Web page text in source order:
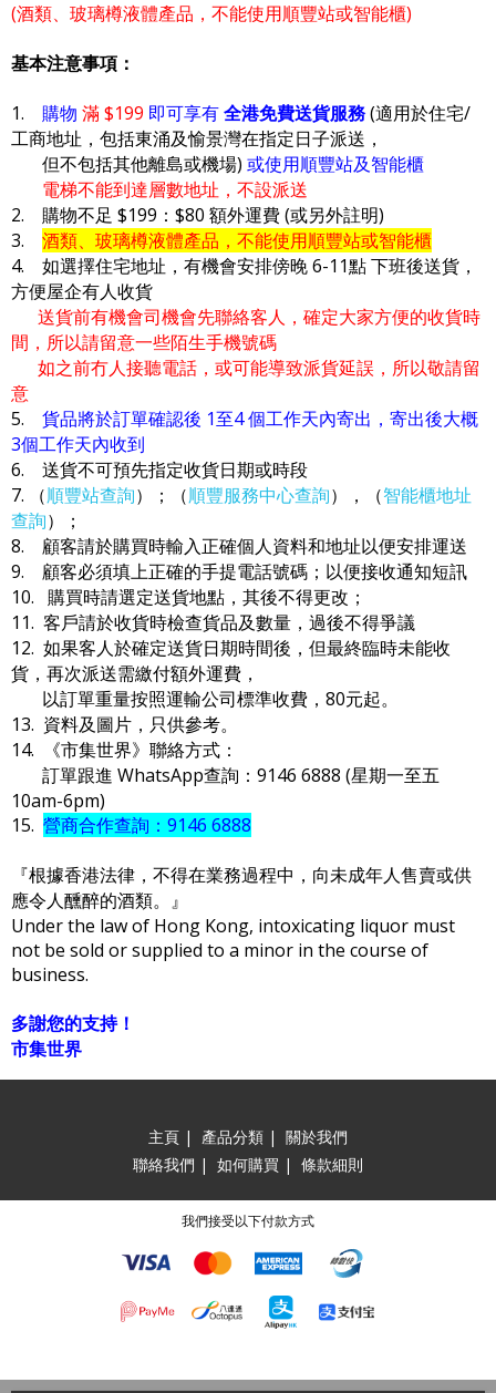
(酒類、玻璃樽液體產品，不能使用順豐站或智能櫃)
基本注意事項：
1. 購物 滿 $199 即可享有全港免費送貨服務(適用於住宅/
工商地址，包括東涌及愉景灣在指定日子派送，
但不包括其他離島或機場) 或使用順豐站及智能櫃
電梯不能到達層數地址，不設派送
2. 購物不足 $199：$80 額外運費 (或另外註明)
3. 酒類、玻璃樽液體產品，不能使用順豐站或智能櫃
4. 如選擇住宅地址，有機會安排傍晚 6-11點 下班後送貨，
方便屋企有人收貨
送貨前有機會司機會先聯絡客人，確定大家方便的收貨時
間，所以請留意一些陌生手機號碼
如之前冇人接聽電話，或可能導致派貨延誤，所以敬請留
意
5. 貨品將於訂單確認後 1至4 個工作天內寄出，寄出後大概
3個工作天內收到
6. 送貨不可預先指定收貨日期或時段
7. （順豐站查詢）；（順豐服務中心查詢），（智能櫃地址
查詢）；
8. 顧客請於購買時輸入正確個人資料和地址以便安排運送
9. 顧客必須填上正確的手提電話號碼；以便接收通知短訊
10. 購買時請選定送貨地點，其後不得更改；
11. 客戶請於收貨時檢查貨品及數量，過後不得爭議
12. 如果客人於確定送貨日期時間後，但最終臨時未能收
貨，再次派送需繳付額外運費，
以訂單重量按照運輸公司標準收費，80元起。
13. 資料及圖片，只供參考。
14. 《市集世界》聯絡方式：
訂單跟進 WhatsApp查詢：9146 6888 (星期一至五
10am-6pm)
15. 營商合作查詢：9146 6888
『根據香港法律，不得在業務過程中，向未成年人售賣或供
應令人醺醉的酒類。』
Under the law of Hong Kong, intoxicating liquor must
not be sold or supplied to a minor in the course of
business.
多謝您的支持！
市集世界
主頁 | 產品分類 | 關於我們
聯絡我們 | 如何購買 | 條款細則
我們接受以下付款方式